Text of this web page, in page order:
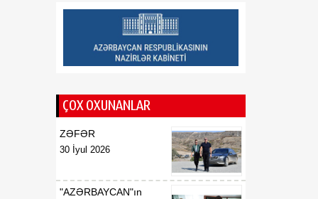
BİLDİRİŞ 00:57
Azərbaycanın xarici
siyasətinin əsasında milli
dayanır
07 Avqust
Azərbaycan
18:23
ÇOX OXUNANLAR
ZƏFƏR
30 İyul 2026
"AZƏRBAYCAN"ın